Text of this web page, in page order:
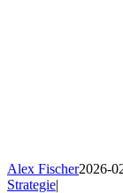
Alex Fischer2026-
Strategie|